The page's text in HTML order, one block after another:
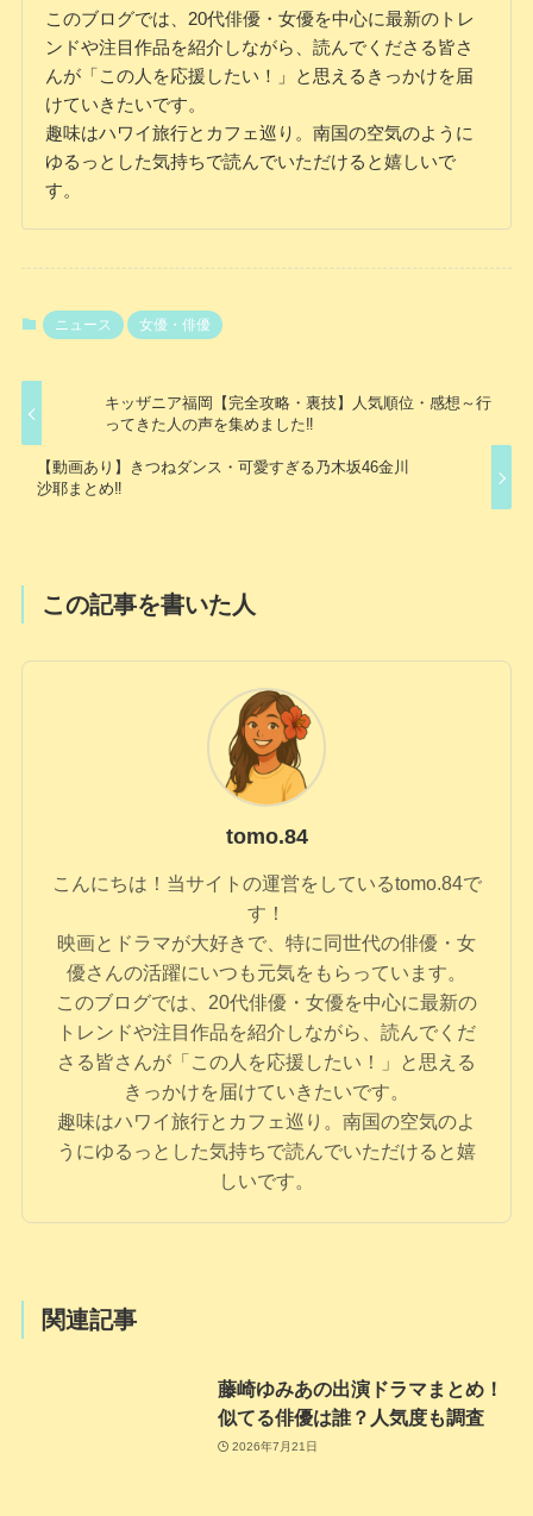
このブログでは、20代俳優・女優を中心に最新のトレ
ンドや注目作品を紹介しながら、読んでくださる皆さ
んが「この人を応援したい！」と思えるきっかけを届
けていきたいです。
趣味はハワイ旅行とカフェ巡り。南国の空気のように
ゆるっとした気持ちで読んでいただけると嬉しいで
す。
ニュース 女優・俳優
キッザニア福岡【完全攻略・裏技】人気順位・感想～行
ってきた人の声を集めました‼
【動画あり】きつねダンス・可愛すぎる乃木坂46金川
沙耶まとめ‼
この記事を書いた人
tomo.84
こんにちは！当サイトの運営をしているtomo.84で
す！
映画とドラマが大好きで、特に同世代の俳優・女
優さんの活躍にいつも元気をもらっています。
このブログでは、20代俳優・女優を中心に最新の
トレンドや注目作品を紹介しながら、読んでくだ
さる皆さんが「この人を応援したい！」と思える
きっかけを届けていきたいです。
趣味はハワイ旅行とカフェ巡り。南国の空気のよ
うにゆるっとした気持ちで読んでいただけると嬉
しいです。
関連記事
藤崎ゆみあの出演ドラマまとめ！
似てる俳優は誰？人気度も調査
2026年7月21日